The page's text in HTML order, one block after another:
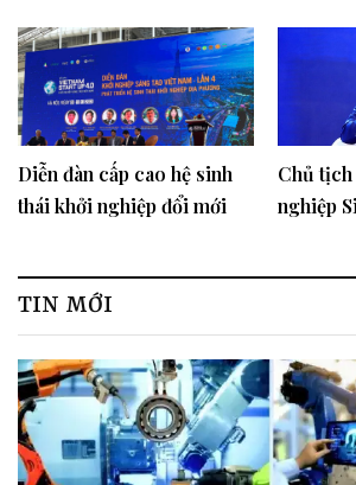
CỘNG
Diễn đàn cấp cao hệ sinh
thái khởi nghiệp đổi mới
Chủ
nghiệp
TIN MỚI